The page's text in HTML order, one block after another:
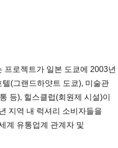
로젝트가 일본 도쿄에 2003년
텔(그랜드하얏트 도쿄), 미술관
등), 힐스클럽(회원제 시설)이
지역 내 럭셔리 소비자들을
계 유통업계 관계자 및